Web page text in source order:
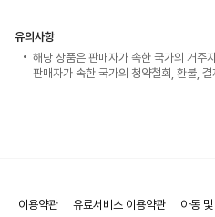
유의사항
해당 상품은 판매자가 속한 국가의 거주
판매자가 속한 국가의 청약철회, 환불,
이용약관 유료서비스 이용약관 아동